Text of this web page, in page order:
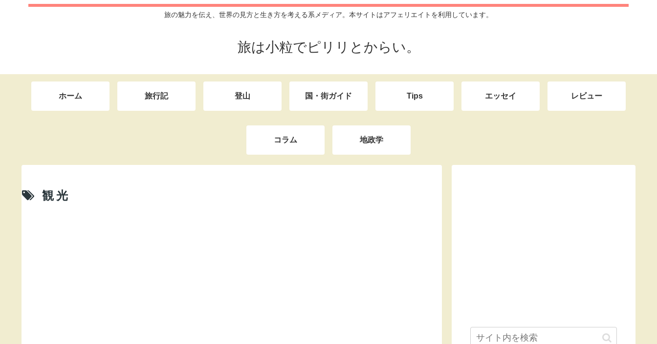
旅の魅力を伝え、世界の見方と生き方を考える系メディア。本サイトはアフェリエイトを利用しています。
旅は小粒でピリリとからい。
ホーム 旅行記 登山 国・街ガイド Tips エッセイ レビュー
コラム 地政学
観光